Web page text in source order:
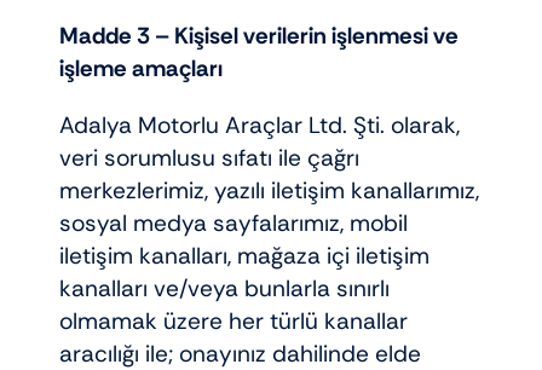
Madde 3 – Kişisel verilerin işlenmesi ve
işleme amaçları
Adalya Motorlu Araçlar Ltd. Şti. olarak,
veri sorumlusu sıfatı ile çağrı
merkezlerimiz, yazılı iletişim kanallarımız,
sosyal medya sayfalarımız, mobil
iletişim kanalları, mağaza içi iletişim
kanalları ve/veya bunlarla sınırlı
olmamak üzere her türlü kanallar
aracılığı ile; onayınız dahilinde elde